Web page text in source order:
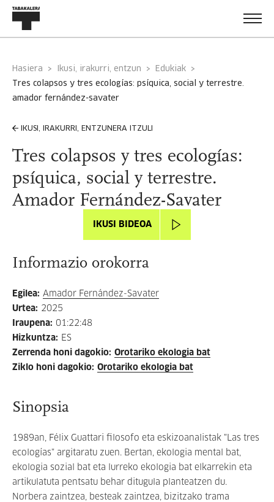
Hasiera Ikusi, irakurri, entzun
Edukiak
amador fernández-savater
IKUSI, IRAKURRI, ENTZUNERA ITZULI
Tres colapsos y tres ecologías:
psíquica, social y terrestre.
Amador Fernández-Savater
IKUSI BIDEOA
Informazio orokorra
Egilea: Amador Fernández-Savater
Urtea: 2025
Iraupena: 01:22:48
Hizkuntza: ES
Zerrenda honi dagokio: Orotariko ekologia bat
Ziklo honi dagokio: Orotariko ekologia bat
Sinopsia
1989an, Félix Guattari filosofo eta eskizoanalistak "Las tres
ecologías" argitaratu zuen. Bertan, ekologia mental bat,
ekologia sozial bat eta lurreko ekologia bat elkarrekin eta
artikulatuta pentsatu behar ditugula planteatzen du.
Norbera zaintzea, besteak zaintzea, bizitzako trama